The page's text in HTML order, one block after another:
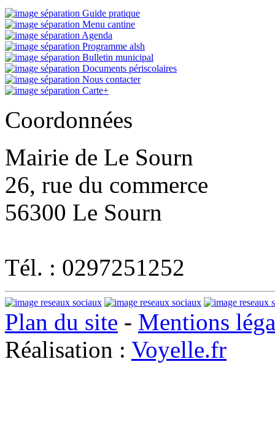
Guide pratique
Menu cantine
Agenda
Programme alsh
Bulletin municipal
Documents périscolaires
Nous contacter
Carte+
Coordonnées
Mairie de Le Sourn
26, rue du commerce
56300 Le Sourn
Tél. : 0297251252
Plan du site - Mentions
Réalisation : Voyelle.fr